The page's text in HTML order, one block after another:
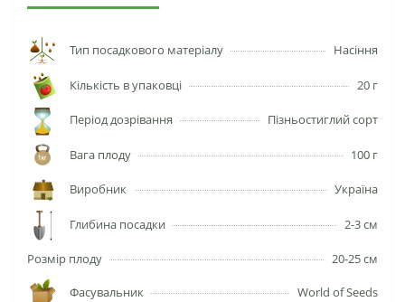
Тип посадкового матеріалу Насіння
Кількість в упаковці 20 г
Період дозрівання Пізньостиглий сорт
Вага плоду 100 г
Виробник Україна
Глибина посадки 2-3 см
Розмір плоду 20-25 см
Фасувальник World of Seeds